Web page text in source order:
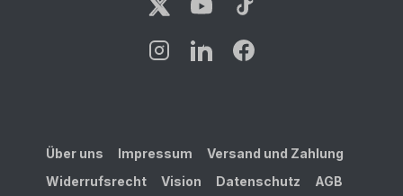
Über uns Impressum
Versand und Zahlung
Widerrufsrecht
Vision Datenschutz AGB